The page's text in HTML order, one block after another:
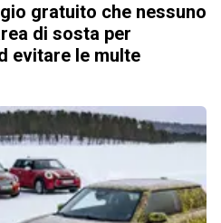
gratuito che nessuno
di sosta per
evitare le multe